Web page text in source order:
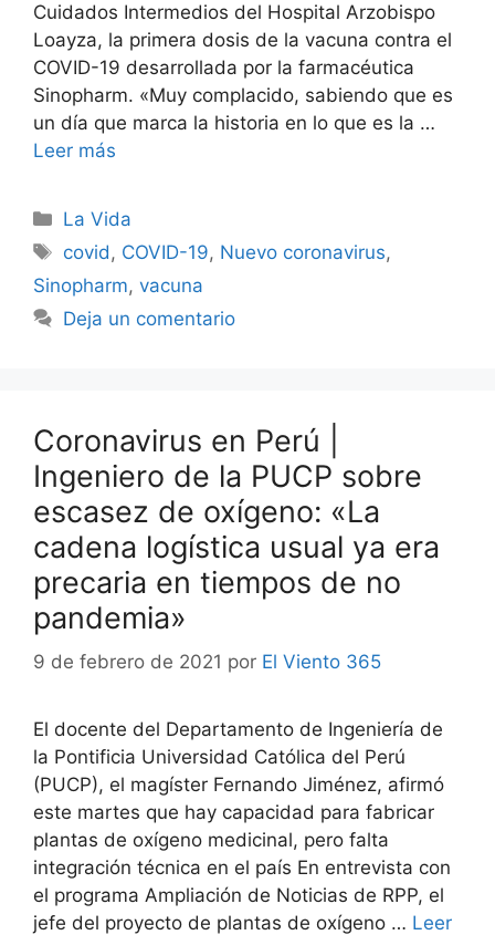
Cuidados Intermedios del Hospital Arzobispo
Loayza, la primera dosis de la vacuna contra el
COVID-19 desarrollada por la farmacéutica
Sinopharm. «Muy complacido, sabiendo que es
un día que marca la historia en lo que es la …
Leer más
Categorías
La Vida
Etiquetas
covid , COVID-19, Nuevo coronavirus,
Sinopharm, vacuna
Deja un comentario
Coronavirus en Perú |
Ingeniero de la PUCP sobre
escasez de oxígeno: «La
cadena logística usual ya era
precaria en tiempos de no
pandemia»
9 de febrero de 2021 por El Viento 365
El docente del Departamento de Ingeniería de
la Pontificia Universidad Católica del Perú
(PUCP), el magíster Fernando Jiménez, afirmó
este martes que hay capacidad para fabricar
plantas de oxígeno medicinal, pero falta
integración técnica en el país En entrevista con
el programa Ampliación de Noticias de RPP, el
jefe del proyecto de plantas de oxígeno … Leer